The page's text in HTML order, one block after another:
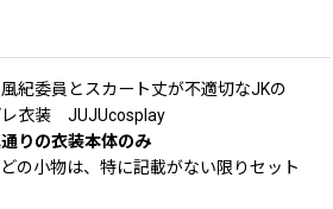
紀委員とスカート丈が不適切なJKの
衣装 JUJUcosplay
りの衣装本体のみ
の小物は、特に記載がない限りセット